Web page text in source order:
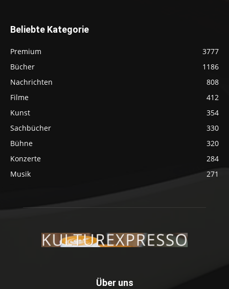
Beliebte Kategorie
Premium
3777
Bücher
1186
Nachrichten
808
Filme
412
Kunst
354
Sachbücher
330
Bühne
320
Konzerte
284
Musik
271
Über uns